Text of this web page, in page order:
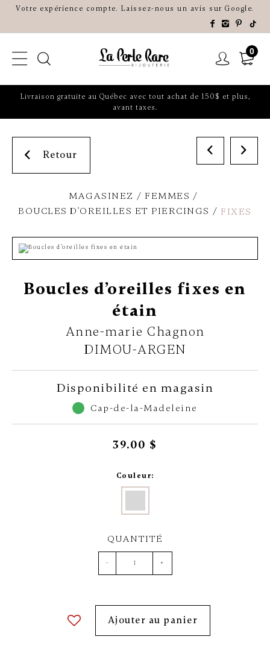
Votre expérience compte. Laissez-nous un avis sur Google.
0
Livraison gratuite au Québec avec tout achat de 150$ et plus,
avant taxes.
Retour
MAGASINEZ
FEMMES
BOUCLES D'OREILLES ET PIERCINGS
FIXES
Boucles d’oreilles fixes en
étain
Anne-marie Chagnon
DIMOU-ARGEN
Disponibilité en magasin
Cap-de-la-Madeleine
39.00 $
Couleur:
QUANTITÉ
- +
Ajouter au panier